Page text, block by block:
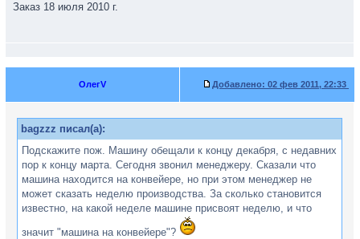
Заказ 18 июля 2010 г.
ОлегV Добавлено: 02 фев 2011, 22:33
bagzzz писал(а):
Подскажите пож. Машину обещали к концу декабря, с недавних
пор к концу марта. Сегодня звонил менеджеру. Сказали что
машина находится на конвейере, но при этом менеджер не
может сказать неделю производства. За сколько становится
известно, на какой неделе машине присвоят неделю, и что
значит "машина на конвейере"?